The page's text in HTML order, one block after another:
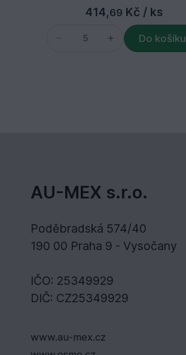
414,69 Kč / ks
Do košíku
AU-MEX s.r.o.
Poděbradská 574/40
190 00 Praha 9 - Vysočany
IČO: 25349929
DIČ: CZ25349929
www.au-mex.cz